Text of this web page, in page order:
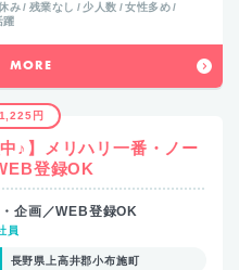
み 残業なし 少人数
女性多め
躍
MORE
円
♪】メリハリ一番・ノー
登録OK
企画／WEB登録OK
員
長野県上高井郡小布施町